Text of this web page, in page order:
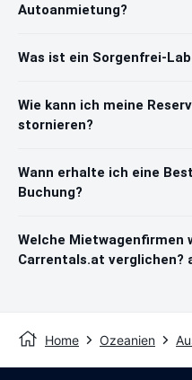
Autoanmietung?
Was ist ein Sorgenfrei-
Wie kann ich meine
stornieren?
Wann erhalte ich eine
Buchung?
Welche Mietwagenfirmen
Carrentals.at verglichen?
Home Ozeanien